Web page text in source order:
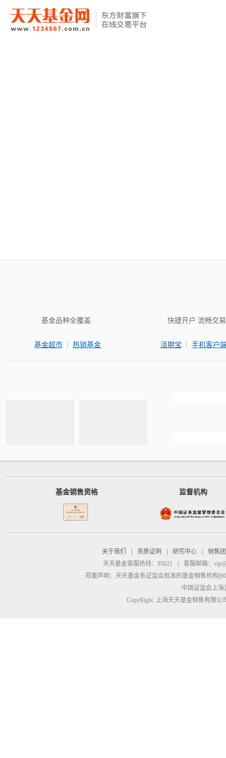
基金品种全覆盖
基金超市 | 热销基金
快捷开户 流畅交易
活期宝 | 手机客户
基金销售资格 监督机构
关于我们 资质证明 研究中心
销售
天天基金客服热线：95021
客服邮箱：
郑重声明： 天天基金系证监会批准的基金销售机构
中国证监会上
CopyRight 上海天天基金销售有限